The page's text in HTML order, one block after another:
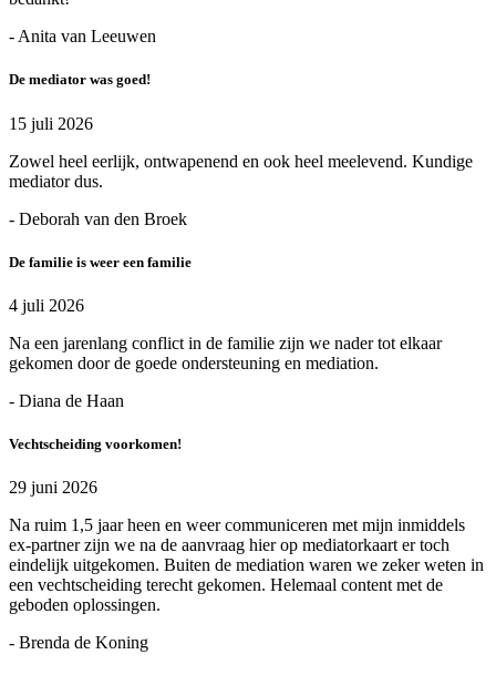
- Anita van Leeuwen
De mediator was goed!
15 juli 2026
Zowel heel eerlijk, ontwapenend en ook heel meelevend. Kundige
mediator dus.
- Deborah van den Broek
De familie is weer een familie
4 juli 2026
Na een jarenlang conflict in de familie zijn we nader tot elkaar
gekomen door de goede ondersteuning en mediation.
- Diana de Haan
Vechtscheiding voorkomen!
29 juni 2026
Na ruim 1,5 jaar heen en weer communiceren met mijn inmiddels
ex-partner zijn we na de aanvraag hier op mediatorkaart er toch
eindelijk uitgekomen. Buiten de mediation waren we zeker weten in
een vechtscheiding terecht gekomen. Helemaal content met de
geboden oplossingen.
- Brenda de Koning